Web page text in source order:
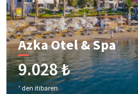
Azka Otel & Spa
9.028 ₺
’ den itibaren